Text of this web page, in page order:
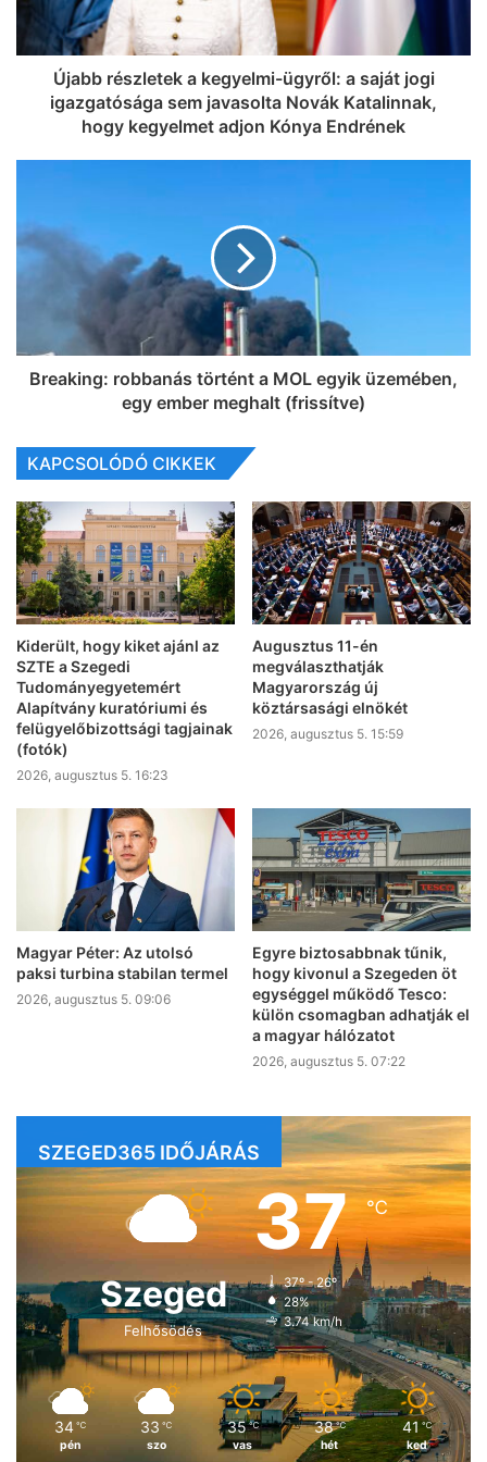
Újabb részletek a kegyelmi-ügyről: a saját jogi
igazgatósága sem javasolta Novák Katalinnak,
hogy kegyelmet adjon Kónya Endrének
Breaking: robbanás történt a MOL egyik üzemében,
egy ember meghalt (frissítve)
KAPCSOLÓDÓ CIKKEK
Kiderült, hogy kiket ajánl az
SZTE a Szegedi
Tudományegyetemért
Alapítvány kuratóriumi és
felügyelőbizottsági tagjainak
(fotók)
2026, augusztus 5. 16:23
Augusztus 11-én
megválaszthatják
Magyarország új
köztársasági elnökét
2026, augusztus 5. 15:59
Magyar Péter: Az utolsó
paksi turbina stabilan termel
2026, augusztus 5. 09:06
Egyre biztosabbnak tűnik,
hogy kivonul a Szegeden öt
egységgel működő Tesco:
külön csomagban adhatják el
a magyar hálózatot
2026, augusztus 5. 07:22
SZEGED365 IDŐJÁRÁS
Szeged
Felhősödés
37℃
37º - 26º
28%
3.74 km/h
34 ℃
pén
33 ℃
szo
35 ℃
vas
38 ℃
hét
41 ℃
ked